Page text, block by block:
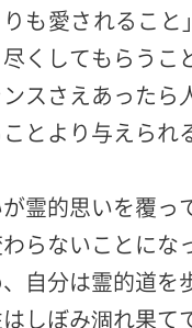
も愛されること
くしてもらうこ
スさえあったら
とより与えられ
霊的思いを覆っ
らないことにな
自分は霊的道
しぼみ涸れ果て